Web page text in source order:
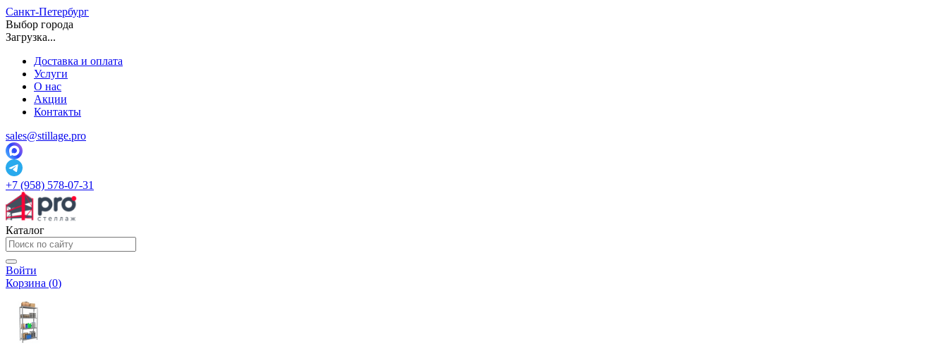
Санкт-Петербург
Выбор города
Загрузка...
Доставка и оплата
Услуги
О нас
Акции
Контакты
sales@stillage.pro
+7 (958) 578-07-31
Каталог
Войти
Корзина (0)